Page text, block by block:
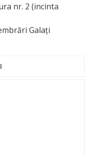
nr. 2 (incinta
Galați